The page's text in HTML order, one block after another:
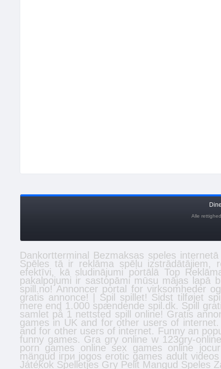
Alle
Dankortterminal Bezmaksas speles
Spēles tā ir reklāma spēļu izstrādātājiem,
efektīvi, kā sludinājumiportālā Top
pakalpojumi ir sastopāmi mūsu mājas lapā
spill.no! Annoncer portal for virksomheder
gratis annonce! | Spil spillet! Sidst tilføjet
mere end 1.000 spændende spil.dk. Spill
samlet på 1 nettsted spill online! Gratis
games in UK and for other users of
and for other users of internet. Funny an
funny games. Gra gry online w 123gry-
porn games online sex games online
mängud ігри jogos erotic games adult videos
Játékok Spelletjes Gry Pelit Mangud Speles